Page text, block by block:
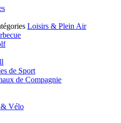
Loisirs & Plein Air
de Sport
de Compagnie
& Vélo